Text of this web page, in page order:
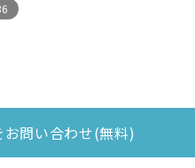
問い合わせ(無料)